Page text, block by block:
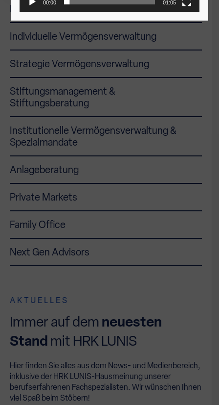
Liquiditätsmanagement
Individuelle Vermögensverwaltung
Strategie Vermögensverwaltung
Stiftungsmanagement &
Stiftungsberatung
Institutionelle Vermögensverwaltung &
Spezialmandate
Anlageberatung
Private Markets
Family Office
Next Gen Advisors
AKTUELLES
Immer auf dem neuesten
Stand mit HRK LUNIS
Hier finden Sie alles aus dem News- und Medienbereich,
inklusive der HRK LUNIS-Hausmeinung unserer
berufserfahrenen Fachspezialisten. Wir wünschen Ihnen
viel Spaß beim Stöbern!
00:00 01:05